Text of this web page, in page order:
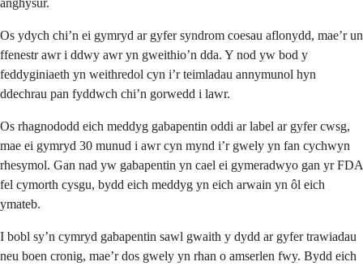
anghysur.
Os ydych chi’n ei gymryd ar gyfer syndrom coesau aflonydd, mae’r un
ffenestr awr i ddwy awr yn gweithio’n dda. Y nod yw bod y
feddyginiaeth yn weithredol cyn i’r teimladau annymunol hyn
ddechrau pan fyddwch chi’n gorwedd i lawr.
Os rhagnododd eich meddyg gabapentin oddi ar label ar gyfer cwsg,
mae ei gymryd 30 munud i awr cyn mynd i’r gwely yn fan cychwyn
rhesymol. Gan nad yw gabapentin yn cael ei gymeradwyo gan yr FDA
fel cymorth cysgu, bydd eich meddyg yn eich arwain yn ôl eich
ymateb.
I bobl sy’n cymryd gabapentin sawl gwaith y dydd ar gyfer trawiadau
neu boen cronig, mae’r dos gwely yn rhan o amserlen fwy. Bydd eich